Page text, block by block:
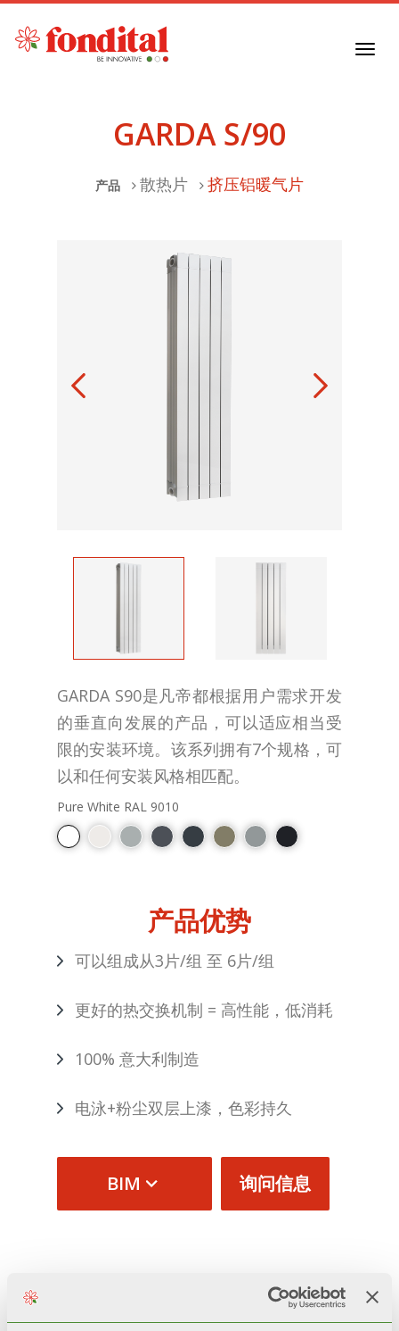
GARDA S/90
产品 散热片 挤压铝暖气片
GARDA S90是凡帝都根据用户需求开发
的垂直向发展的产品，可以适应相当受
限的安装环境。该系列拥有7个规格，可
以和任何安装风格相匹配。
Pure White RAL 9010
产品优势
可以组成从3片/组 至 6片/组
更好的热交换机制 = 高性能，低消耗
100% 意大利制造
电泳+粉尘双层上漆，色彩持久
询问信息
BIM